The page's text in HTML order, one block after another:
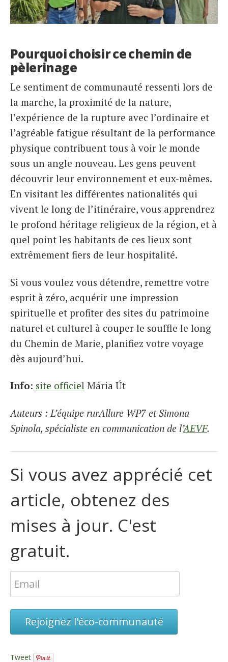
Pourquoi choisir ce chemin de
pèlerinage
Le sentiment de communauté ressenti lors de
la marche, la proximité de la nature,
l’expérience de la rupture avec l’ordinaire et
l’agréable fatigue résultant de la performance
physique contribuent tous à voir le monde
sous un angle nouveau. Les gens peuvent
découvrir leur environnement et eux-mêmes.
En visitant les différentes nationalités qui
vivent le long de l’itinéraire, vous apprendrez
le profond héritage religieux de la région, et à
quel point les habitants de ces lieux sont
extrêmement fiers de leur hospitalité.
Si vous voulez vous détendre, remettre votre
esprit à zéro, acquérir une impression
spirituelle et profiter des sites du patrimoine
naturel et culturel à couper le souffle le long
du Chemin de Marie, planifiez votre voyage
dès aujourd’hui.
Info: site officiel Mária Út
Auteurs : L’équipe rurAllure WP7 et Simona
Spinola, spécialiste en communication de l’AEVF.
Si vous avez apprécié cet
article, obtenez des
mises à jour. C'est
gratuit.
Rejoignez l'éco-communauté
Tweet